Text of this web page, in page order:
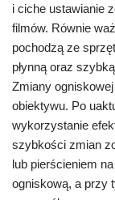
i ciche ustawianie
filmów. Równie
pochodzą ze
płynną oraz
Zmiany ogniskowej
obiektywu. Po
wykorzystanie
szybkości zmian
lub pierścieniem
ogniskową, a przy